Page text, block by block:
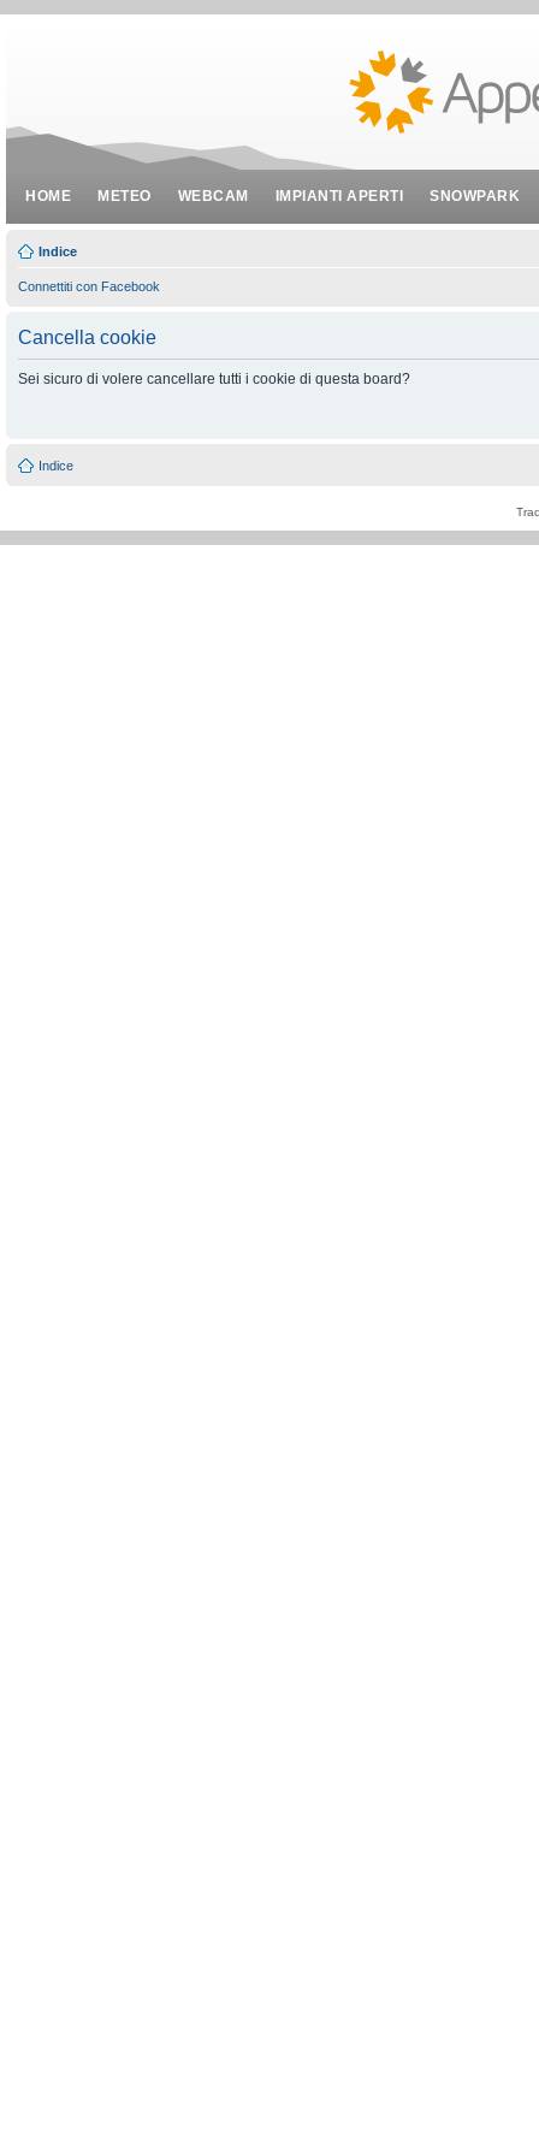
HOME METEO WEBCAM IMPIANTI APERTI SNOWPARK
Indice
Connettiti con Facebook
Cancella cookie
Sei sicuro di volere cancellare tutti i cookie di questa board?
Indice